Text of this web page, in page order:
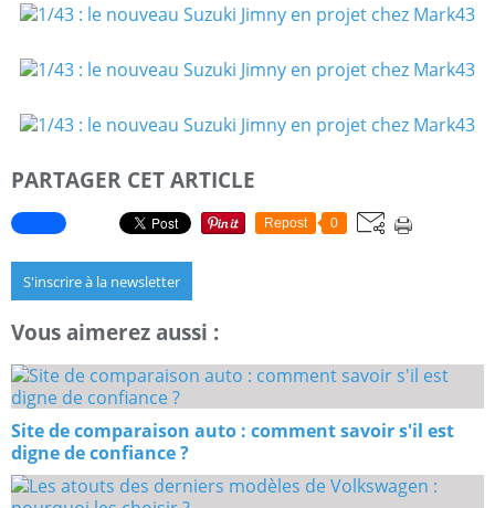
PARTAGER CET ARTICLE
Repost 0
S'inscrire à la newsletter
Vous aimerez aussi :
Site de comparaison auto : comment savoir s'il est
digne de confiance ?